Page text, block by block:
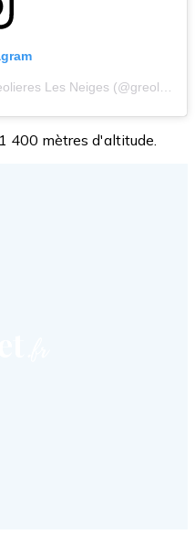
400 mètres d'altitude.